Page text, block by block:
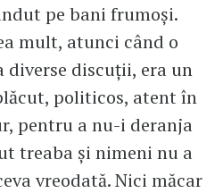
pe bani frumoși.
mult, atunci când o
discuții, era un
politicos, atent în
pentru a nu-i deranja
treaba și nimeni nu a
vreodată. Nici măcar